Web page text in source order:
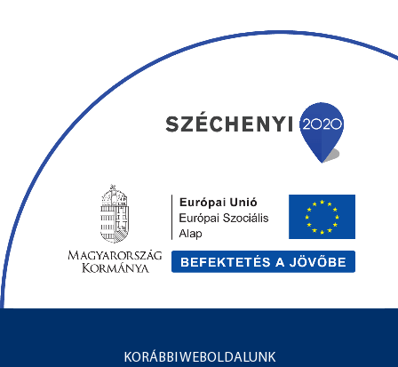
KORÁBBI WEBOLDALUNK